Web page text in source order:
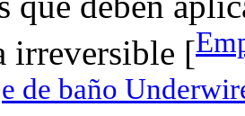
irreversible [
de baño